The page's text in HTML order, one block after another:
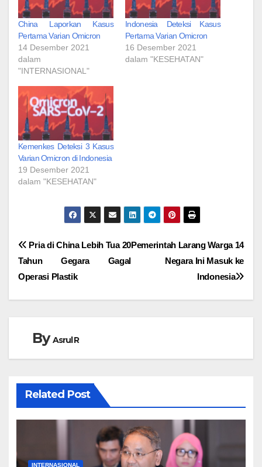
China Laporkan Kasus
Pertama Varian Omicron
14 Desember 2021
dalam
"INTERNASIONAL"
Indonesia Deteksi Kasus
Pertama Varian Omicron
16 Desember 2021
dalam "KESEHATAN"
Kemenkes Deteksi 3 Kasus
Varian Omicron di Indonesia
19 Desember 2021
dalam "KESEHATAN"
Navigasi
pos
Pemerintah Larang Warga 14
Negara Ini Masuk ke
Indonesia
Pria di China Lebih Tua 20
Tahun Gegara Gagal
Operasi Plastik
ByAsrul R
Related Post
INTERNASIONAL